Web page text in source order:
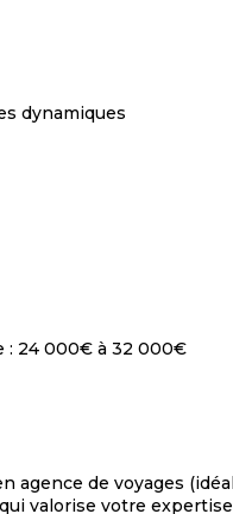
dynamiques
: 24 000€ à 32 000€
agence de voyages
valorise votre